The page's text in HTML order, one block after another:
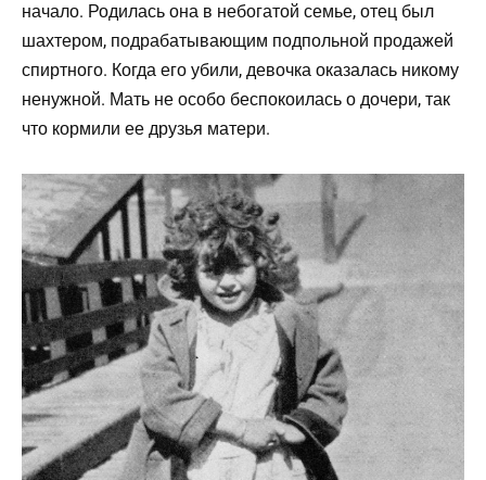
начало. Родилась она в небогатой семье, отец был
шахтером, подрабатывающим подпольной продажей
спиртного. Когда его убили, девочка оказалась никому
ненужной. Мать не особо беспокоилась о дочери, так
что кормили ее друзья матери.